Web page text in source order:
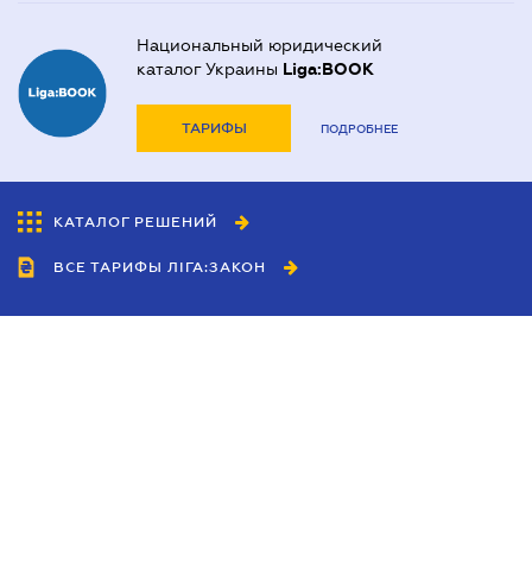
Национальный юридический
каталог Украины Liga:BOOK
ТАРИФЫ ПОДРОБНЕЕ
КАТАЛОГ РЕШЕНИЙ
ВСЕ ТАРИФЫ ЛІГА:ЗАКОН